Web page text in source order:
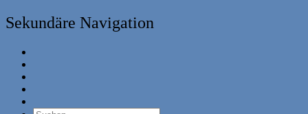
Sekundäre Navigation